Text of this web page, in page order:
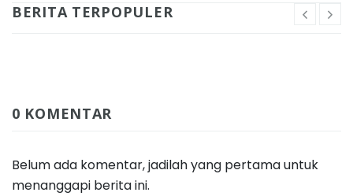
BERITA TERPOPULER
0 KOMENTAR
Belum ada komentar, jadilah yang pertama untuk
menanggapi berita ini.